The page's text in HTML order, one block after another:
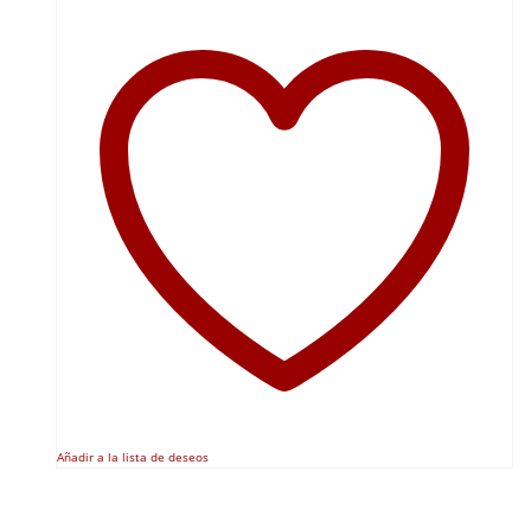
Añadir a la lista de deseos